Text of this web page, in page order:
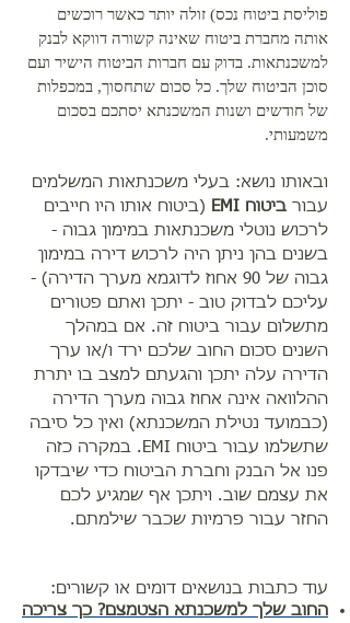
פוליסת ביטוח נכס) זולה יותר כאשר רוכשים
אותה מחברת ביטוח שאינה קשורה דווקא לבנק
למשכנתאות. בדוק עם חברות הביטוח הישיר ועם
סוכן הביטוח שלך. כל סכום שתחסוך, במכפלות
של חודשים ושנות המשכנתא יסתכם בסכום
משמעותי.
ובאותו נושא: בעלי משכנתאות המשלמים
עבור ביטוח EMI
(ביטוח אותו היו חייבים
לרכוש נוטלי משכנתאות במימון גבוה -
בשנים בהן ניתן היה לרכוש דירה במימון
גבוה של 90 אחוז לדוגמא מערך הדירה) -
עליכם לבדוק טוב - יתכן ואתם פטורים
מתשלום עבור ביטוח זה. אם במהלך
השנים סכום החוב שלכם ירד ו/או ערך
הדירה עלה יתכן והגעתם למצב בו יתרת
ההלוואה אינה אחוז גבוה מערך הדירה
(כבמועד נטילת המשכנתא) ואין כל סיבה
שתשלמו עבור ביטוח EMI. במקרה כזה
פנו אל הבנק וחברת הביטוח כדי שיבדקו
את עצמם שוב. ויתכן אף שמגיע לכם
החזר עבור פרמיות שכבר שילמתם.
עוד כתבות בנושאים דומים או קשורים:
החוב שלך למשכנתא הצטמצם? כך צריכה